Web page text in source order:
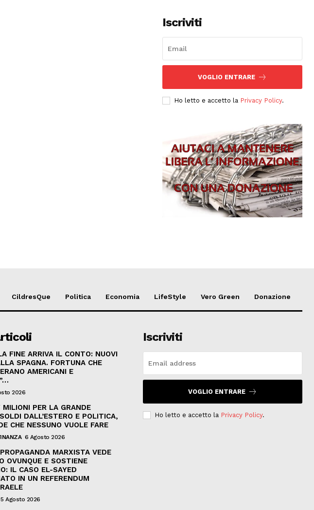
Iscriviti
VOGLIO ENTRARE
Ho letto e accetto la Privacy Policy.
CildresQue Politica Economia LifeStyle Vero Green Donazione
FINE ARRIVA IL CONTO: NUOVI
SPAGNA. FORTUNA CHE
AMERICANI E
2026
MILIONI PER LA GRANDE
DALL’ESTERO E POLITICA,
CHE NESSUNO VUOLE FARE
6 Agosto 2026
MARXISTA VEDE
OVUNQUE E SOSTIENE
IL CASO EL-SAYED
IN UN REFERENDUM
5 Agosto 2026
Iscriviti
VOGLIO ENTRARE
Ho letto e accetto la Privacy Policy.